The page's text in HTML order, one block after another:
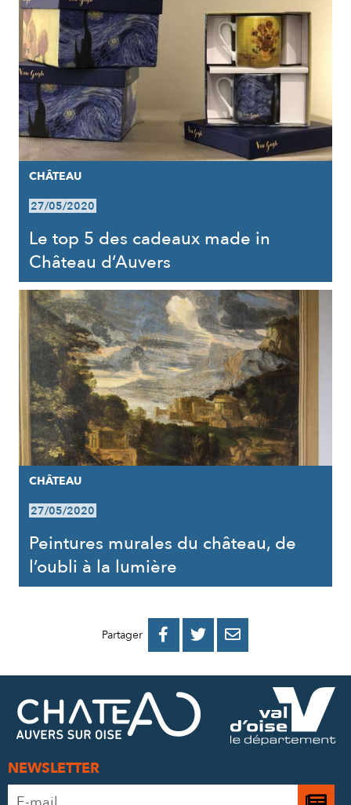
CHÂTEAU
27/05/2020
Le top 5 des cadeaux made in
Château d’Auvers
CHÂTEAU
27/05/2020
Peintures murales du château, de
l’oubli à la lumière
Partager 
PARTAGER
FACEBOOK
PARTAGER
PARTAGER
MAIL
NEWSLETTER
Adresse
